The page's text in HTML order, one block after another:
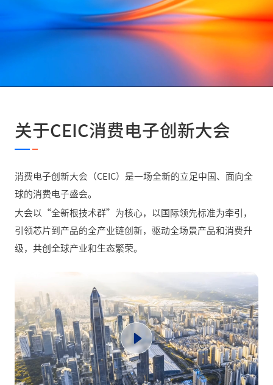
关于CEIC消费电子创新大会
消费电子创新大会（CEIC）是一场全新的立足中国、面向全
球的消费电子盛会。
大会以“全新根技术群”为核心，以国际领先标准为牵引，
引领芯片到产品的全产业链创新，驱动全场景产品和消费升
级，共创全球产业和生态繁荣。